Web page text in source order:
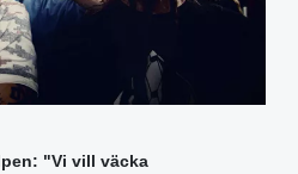
"Vi vill väcka